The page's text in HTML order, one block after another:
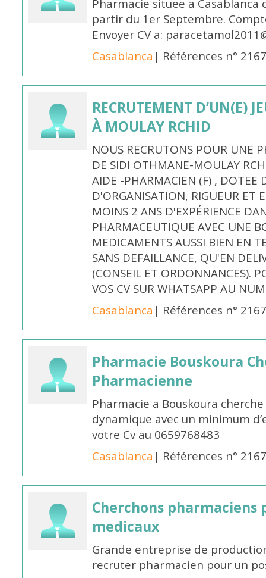
Pharmacie situee a
partir du 1er Septembre.
Envoyer CV a:
Casablanca | Références n°
RECRUTEMENT D’UN(E)
À MOULAY RCHID
NOUS RECRUTONS POUR UNE
DE SIDI OTHMANE-MOULAY
AIDE -PHARMACIEN (F) , DOTEE
D'ORGANISATION, RIGUEUR ET
MOINS 2 ANS D'EXPÉRIENCE
PHARMACEUTIQUE AVEC UNE
MEDICAMENTS AUSSI BIEN EN
SANS DEFAILLANCE, QU'EN
(CONSEIL ET ORDONNANCES).
VOS CV SUR WHATSAPP AU
Casablanca | Références n°
Pharmacie Bouskoura
Pharmacienne
Pharmacie a Bouskoura
dynamique avec un minimum
votre Cv au 0659768483
Casablanca | Références n°
Cherchons
medicaux
Grande entreprise de
recruter pharmacien pour un